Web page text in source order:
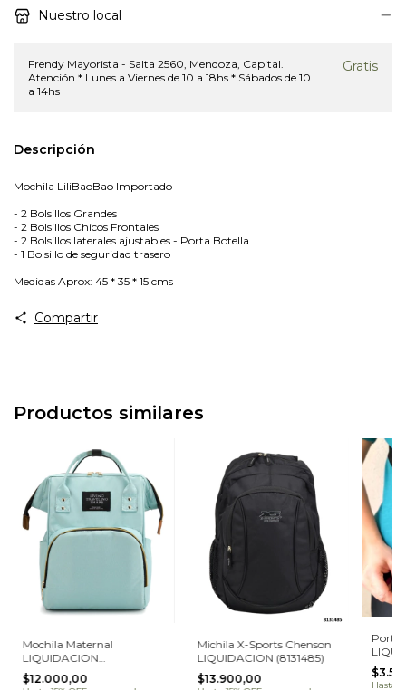
Nuestro local
Frendy Mayorista - Salta 2560, Mendoza, Capital.
Atención * Lunes a Viernes de 10 a 18hs * Sábados de 10
a 14hs
Gratis
Descripción
Mochila LiliBaoBao Importado
- 2 Bolsillos Grandes
- 2 Bolsillos Chicos Frontales
- 2 Bolsillos laterales ajustables - Porta Botella
- 1 Bolsillo de seguridad trasero
Medidas Aprox: 45 * 35 * 15 cms
Compartir
Productos similares
Mochila Maternal
LIQUIDACION
(316355TA25)
$12.000,00
Michila X-Sports Chenson
LIQUIDACION (8131485)
$13.900,00
Porta
Hasta